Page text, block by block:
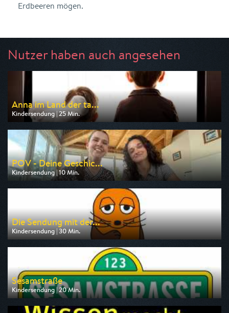
Erdbeeren mögen.
Nutzer haben auch angesehen
Anna im Land der ta...
Kindersendung | 25 Min.
Ausgestrahlt von ARD
am 08.08.2026, 07:15
POV - Deine Geschic...
Kindersendung | 10 Min.
Ausgestrahlt von ARD
am 08.08.2026, 08:45
Die Sendung mit der...
Kindersendung | 30 Min.
Ausgestrahlt von NDR
am 08.08.2026, 07:00
Sesamstraße
Kindersendung | 20 Min.
Ausgestrahlt von KiKA
am 07.08.2026, 07:45